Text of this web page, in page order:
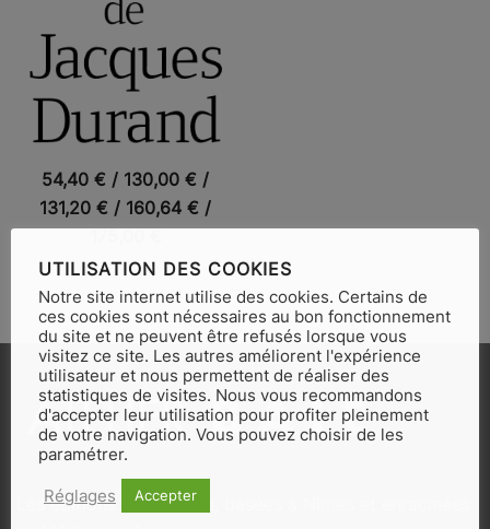
VUE RAPIDE
54,40 € / 130,00 € /
131,20 € / 160,64 € /
175,00€
Les éditions Atelier Baie, basées à Nîmes et enracinées
UTILISATION DES COOKIES
Notre site internet utilise des cookies. Certains de
ces cookies sont nécessaires au bon fonctionnement
du site et ne peuvent être refusés lorsque vous
visitez ce site. Les autres améliorent l'expérience
utilisateur et nous permettent de réaliser des
statistiques de visites. Nous vous recommandons
d'accepter leur utilisation pour profiter pleinement
de votre navigation. Vous pouvez choisir de les
paramétrer.
Réglages Accepter